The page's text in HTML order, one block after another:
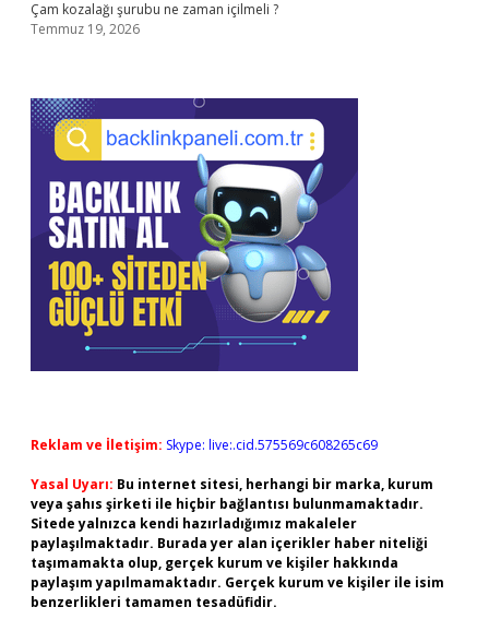
Çam kozalağı şurubu ne zaman içilmeli ?
Temmuz 19, 2026
Reklam ve İletişim: Skype: live:.cid.575569c608265c69
Yasal Uyarı: Bu internet sitesi, herhangi bir marka, kurum
veya şahıs şirketi ile hiçbir bağlantısı bulunmamaktadır.
Sitede yalnızca kendi hazırladığımız makaleler
paylaşılmaktadır. Burada yer alan içerikler haber niteliği
taşımamakta olup, gerçek kurum ve kişiler hakkında
paylaşım yapılmamaktadır. Gerçek kurum ve kişiler ile isim
benzerlikleri tamamen tesadüfidir.